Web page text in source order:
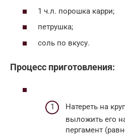
1 ч.л. порошка карри;
петрушка;
соль по вкусу.
Процесс приготовления:
Натереть на
выложить его
пергамент